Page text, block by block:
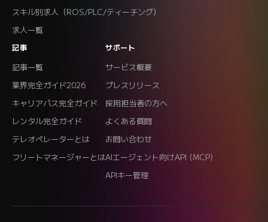
スキル別求人（ROS/PLC/ティーチング）
求人一覧
記事
記事一覧
業界完全ガイド2026
キャリアパス完全ガイド
レンタル完全ガイド
テレオペレーターとは
フリートマネージャーとは
サポート
サービス概要
プレスリリース
採用担当者の方へ
よくある質問
お問い合わせ
AIエージェント向けAPI (MCP)
APIキー管理